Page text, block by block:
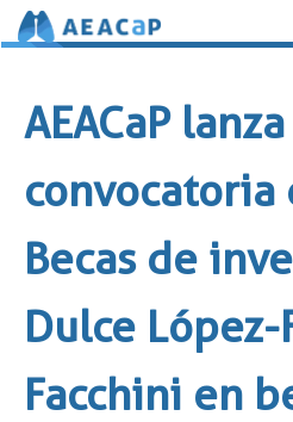
contenido
AEACaP
convocatoria
Becas de
Dulce
Facchini en